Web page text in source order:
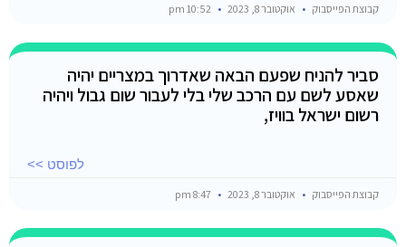
קבוצת הפייסבוק אוקטובר 8, 2023
סביר להניח שפעם הבאה שאדרוך במצריים יהיה
שאסע לשם עם הרכב שלי בלי לעבור שום גבול ויהיה
רשום ישראל בוויז,
לפוסט >>
קבוצת הפייסבוק אוקטובר 8, 2023